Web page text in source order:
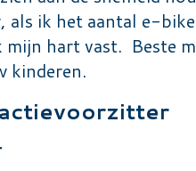
als ik het aantal e-
hart vast. Beste
kinderen.